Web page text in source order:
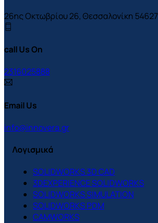
26ης Οκτωβρίου 26, Θεσσαλονίκη 54627
call Us On
2316025888
Email Us
info@innovera.gr
Λογισμικά
SOLIDWORKS 3D CAD
3DEXPERIENCE SOLIDWORKS
SOLIDWORKS SIMULATION
SOLIDWORKS PDM
CAMWORKS